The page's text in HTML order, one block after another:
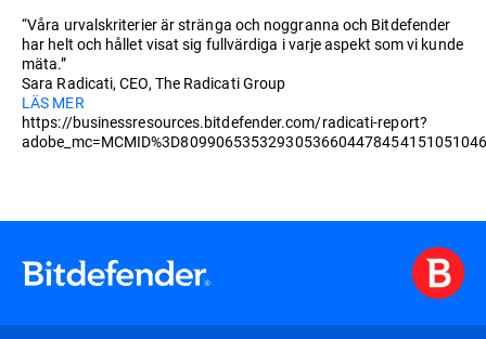
“Våra urvalskriterier är stränga och noggranna och Bitdefender
har helt och hållet visat sig fullvärdiga i varje aspekt som vi kunde
mäta.”
Sara Radicati, CEO, The Radicati Group
LÄS MER
https://businessresources.bitdefender.com/radicati-report?